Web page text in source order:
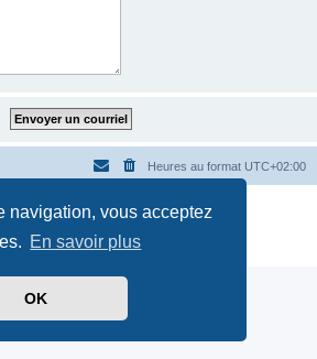
navigation, vous acceptez
En savoir plus
OK
Heures au format UTC+02:00
phpBB® Forum Software © phpBB Limited
Confidentialité|Conditions